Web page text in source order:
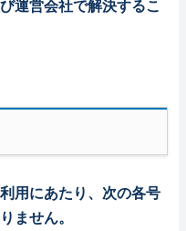
運営会社で解決するこ
用にあたり、次の各号
ません。